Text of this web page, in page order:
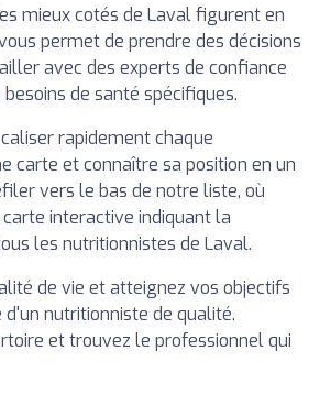
mieux cotés de Laval figurent en
permet de prendre des décisions
avec des experts de confiance
de santé spécifiques.
rapidement chaque
carte et connaître sa position en un
vers le bas de notre liste, où
interactive indiquant la
les nutritionnistes de Laval.
de vie et atteignez vos objectifs
nutritionniste de qualité.
et trouvez le professionnel qui